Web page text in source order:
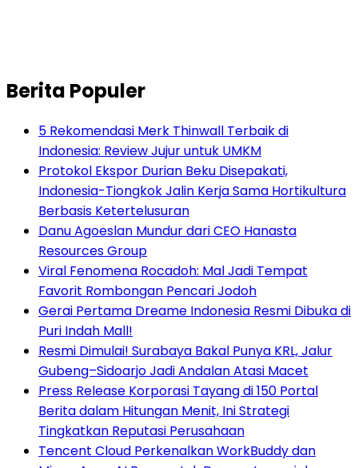
Berita Populer
5 Rekomendasi Merk Thinwall Terbaik di
Indonesia: Review Jujur untuk UMKM
Protokol Ekspor Durian Beku Disepakati,
Indonesia-Tiongkok Jalin Kerja Sama Hortikultura
Berbasis Ketertelusuran
Danu Agoeslan Mundur dari CEO Hanasta
Resources Group
Viral Fenomena Rocadoh: Mal Jadi Tempat
Favorit Rombongan Pencari Jodoh
Gerai Pertama Dreame Indonesia Resmi Dibuka di
Puri Indah Mall!
Resmi Dimulai! Surabaya Bakal Punya KRL, Jalur
Gubeng–Sidoarjo Jadi Andalan Atasi Macet
Press Release Korporasi Tayang di 150 Portal
Berita dalam Hitungan Menit, Ini Strategi
Tingkatkan Reputasi Perusahaan
Tencent Cloud Perkenalkan WorkBuddy dan